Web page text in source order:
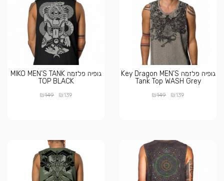
גופיה פלזמה Key Dragon MEN’S
Tank Top WASH Grey
₪139
₪149
גופיה פלזמה MIKO MEN’S TANK
TOP BLACK
₪139
₪149